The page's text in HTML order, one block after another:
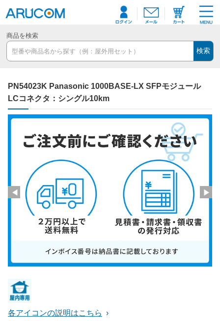
商品を検索
検索
PN54023K Panasonic 1000BASE-LX SFPモジュール
LCコネクタ：シングル10km
◀ ▶
各アイコンの説明はこちら